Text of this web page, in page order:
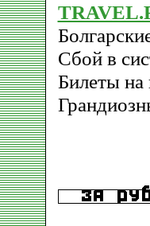
Сбой в
Билеты